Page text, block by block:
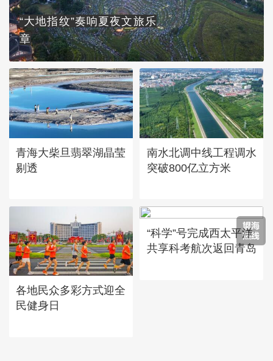
“大地指纹”奏响夏夜文旅乐
章
青海大柴旦翡翠湖晶莹
剔透
南水北调中线工程调水
突破800亿立方米
各地民众多彩方式迎全
民健身日
“科学”号完成西太平洋
共享科考航次返回青岛